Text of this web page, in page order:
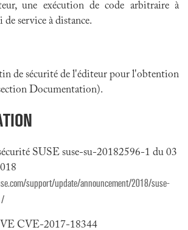
une exécution de code arbitraire à
service à distance.
de sécurité de l'éditeur pour l'obtention
Documentation).
SUSE suse-su-20182596-1 du 03
support/update/announcement/2018/suse-
CVE-2017-18344